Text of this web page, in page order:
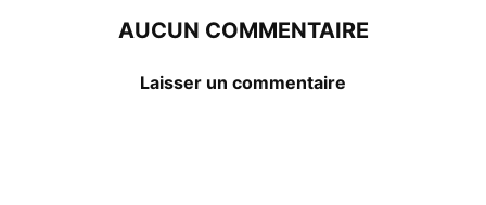
AUCUN COMMENTAIRE
Laisser un commentaire